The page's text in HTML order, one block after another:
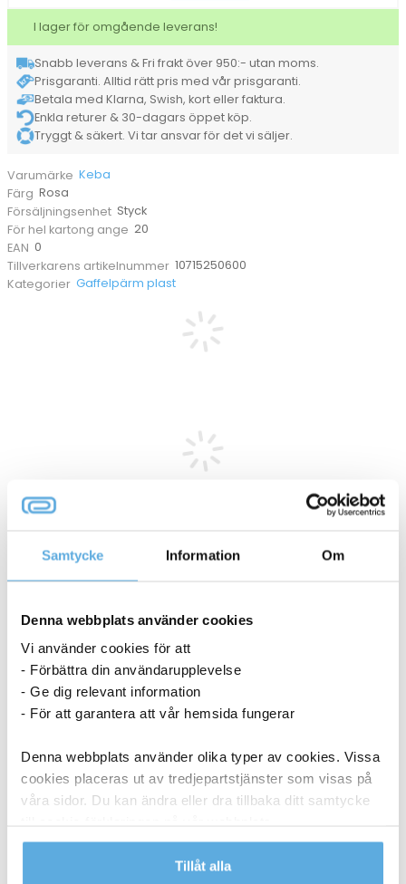
Samtycke Information Om
Denna webbplats använder cookies
Vi använder cookies för att
- Förbättra din användarupplevelse
- Ge dig relevant information
- För att garantera att vår hemsida fungerar
Denna webbplats använder olika typer av cookies. Vissa
cookies placeras ut av tredjepartstjänster som visas på
våra sidor. Du kan ändra eller dra tillbaka ditt samtycke
Läs mer i vår integritetspolicy om vilka vi är, hur du
Tillåt alla
55mm
rosa/transparent
A4+
mängd
I lager för omgående leverans!
Snabb leverans & Fri frakt över 950:- utan moms.
Prisgaranti. Alltid rätt pris med vår prisgaranti.
Betala med Klarna, Swish, kort eller faktura.
Enkla returer & 30-dagars öppet köp.
Tryggt & säkert. Vi tar ansvar för det vi säljer.
Varumärke Keba
Färg Rosa
Försäljningsenhet Styck
För hel kartong ange 20
EAN 0
Tillverkarens artikelnummer 10715250600
Kategorier Gaffelpärm plast
ANDRA KÖPTE OCKSÅ